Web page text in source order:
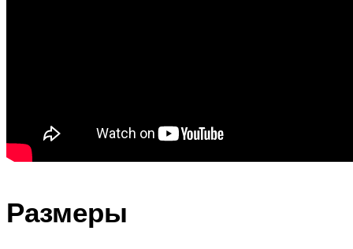
Размеры